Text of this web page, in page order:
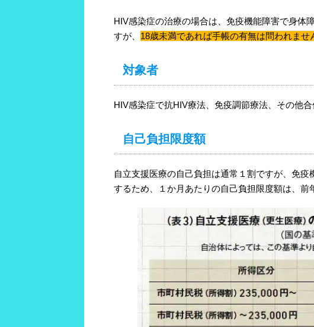
HIV感染症の治療の場合は、免疫機能障害で身体
すが、 18歳未満であれば手帳の有無は問われませ
対象者
HIV感染症で抗HIV療法、免疫調節療法、その他
自己負担限度額
自立支援医療の自己負担は通常１割ですが、免疫
するため、１か月あたりの自己負担限度額は、前